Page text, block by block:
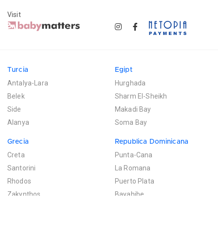
Visit
Turcia
Antalya-Lara
Belek
Side
Alanya
Egipt
Hurghada
Sharm El-Sheikh
Makadi Bay
Soma Bay
Grecia
Creta
Santorini
Rhodos
Zakynthos
Republica Dominicana
Punta-Cana
La Romana
Puerto Plata
Bayahibe